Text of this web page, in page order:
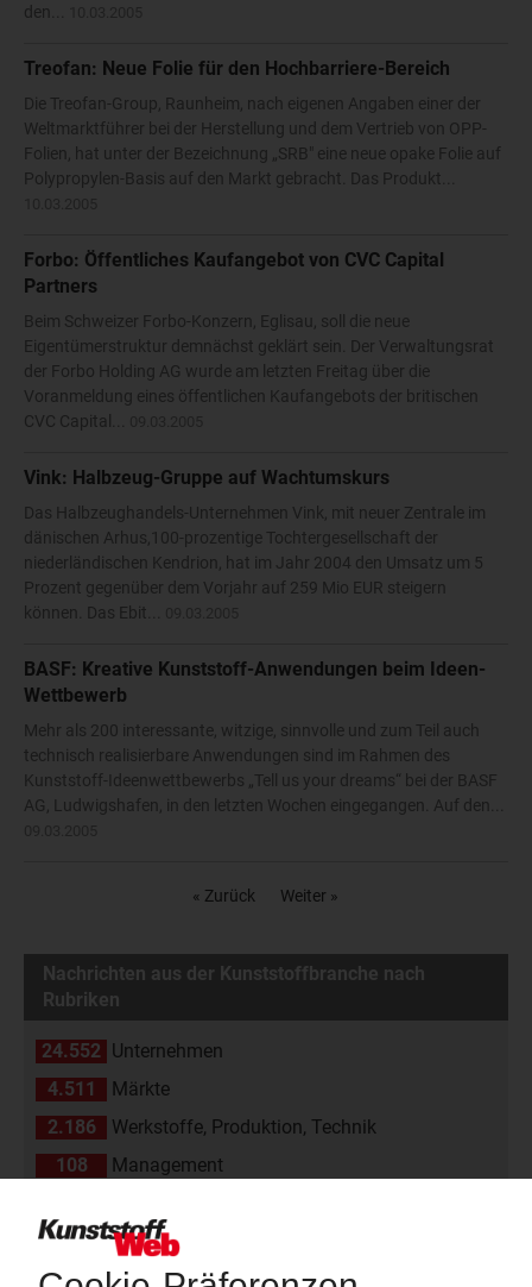
den...
Treofan: Neue Folie für den Hochbarriere-Bereich
Die Treofan-Group, Raunheim, nach eigenen Angaben einer der
Weltmarktführer bei der Herstellung und dem Vertrieb von OPP-
Folien, hat unter der Bezeichnung „SRB" eine neue opake Folie auf
Polypropylen-Basis auf den Markt gebracht. Das Produkt...
Forbo: Öffentliches Kaufangebot von CVC Capital
Partners
Beim Schweizer Forbo-Konzern, Eglisau, soll die neue
Eigentümerstruktur demnächst geklärt sein. Der Verwaltungsrat
der Forbo Holding AG wurde am letzten Freitag über die
Voranmeldung eines öffentlichen Kaufangebots der britischen
CVC Capital...
Vink: Halbzeug-Gruppe auf Wachtumskurs
Das Halbzeughandels-Unternehmen Vink, mit neuer Zentrale im
dänischen Arhus,100-prozentige Tochtergesellschaft der
niederländischen Kendrion, hat im Jahr 2004 den Umsatz um 5
Prozent gegenüber dem Vorjahr auf 259 Mio EUR steigern
können. Das Ebit...
BASF: Kreative Kunststoff-Anwendungen beim Ideen-
Wettbewerb
Mehr als 200 interessante, witzige, sinnvolle und zum Teil auch
technisch realisierbare Anwendungen sind im Rahmen des
Kunststoff-Ideenwettbewerbs „Tell us your dreams“ bei der BASF
AG, Ludwigshafen, in den letzten Wochen eingegangen. Auf den...
« Zurück Weiter »
Nachrichten aus der Kunststoffbranche nach
Rubriken
24.552 Unternehmen
4.511
Märkte
2.186
Werkstoffe, Produktion, Technik
108
Management
1.839
Branche
811
Veranstaltungen